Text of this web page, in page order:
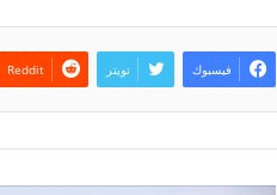
فيسبوك تويتر